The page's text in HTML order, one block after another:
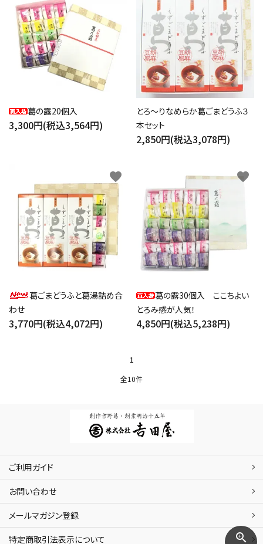
葛の露20個入
3,300円(税込3,564円)
とろ～りなめらか葛ごまどうふ３
本セット
2,850円(税込3,078円)
葛ごまどうふと葛湯詰め合
わせ
3,770円(税込4,072円)
favorite
葛の露30個入 ここちよい
とろみ感が人気！
4,850円(税込5,238円)
favorite
1
全10件
zoom_in
ご利用ガイド
お問い合わせ
メールマガジン登録
特定商取引法表示について